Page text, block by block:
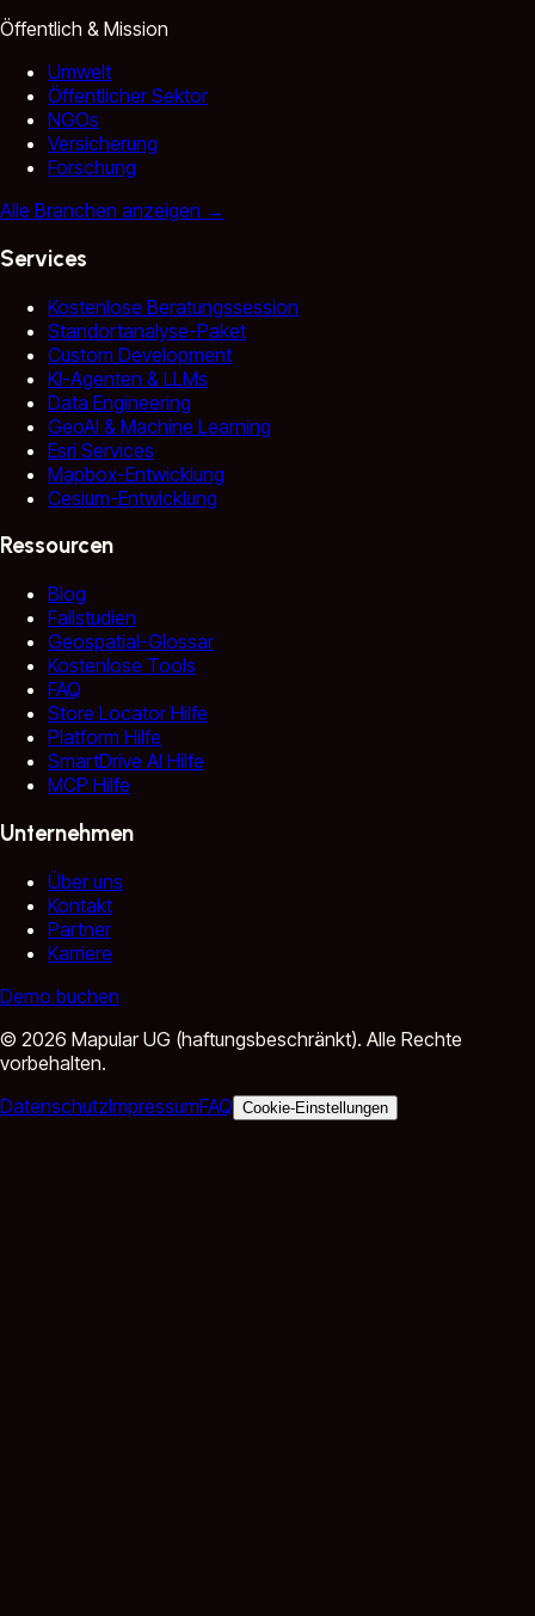
Öffentlich & Mission
Umwelt
Öffentlicher Sektor
NGOs
Versicherung
Forschung
Alle Branchen anzeigen →
Services
Kostenlose Beratungssession
Standortanalyse-Paket
Custom Development
KI-Agenten & LLMs
Data Engineering
GeoAI & Machine Learning
Esri Services
Mapbox-Entwicklung
Cesium-Entwicklung
Ressourcen
Blog
Fallstudien
Geospatial-Glossar
Kostenlose Tools
FAQ
Store Locator Hilfe
Platform Hilfe
SmartDrive AI Hilfe
MCP Hilfe
Unternehmen
Über uns
Kontakt
Partner
Karriere
Demo buchen
© 2026 Mapular UG (haftungsbeschränkt). Alle Rechte
vorbehalten.
DatenschutzImpressumFAQ Cookie-Einstellungen